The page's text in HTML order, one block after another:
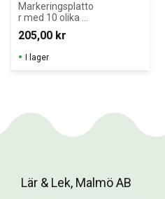
Markeringsplatto
r med 10 olika
känslouttryck
för samtal, lekar
och övningar
inom emotionell
205,00 kr
I lager
Lär & Lek, Malmö AB